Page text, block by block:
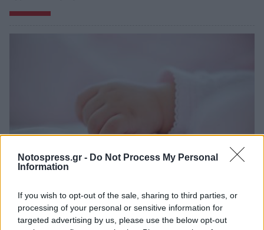
Notospress.gr - Do Not Process My Personal
Information
If you wish to opt-out of the sale, sharing to third parties, or
processing of your personal or sensitive information for
targeted advertising by us, please use the below opt-out
Θλίψη στην Πάτρα: Πέθανε στο Νοσοκομείο
«Άγιος Ανδρέας» βρέφος μόλις 8 ημερών
08/08/2026 09:34